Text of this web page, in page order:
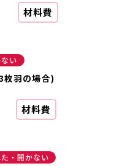
材料費
い
枚羽の場合)
材料費
・開かない